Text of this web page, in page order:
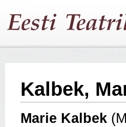
Kalbek,
Marie Kalbek